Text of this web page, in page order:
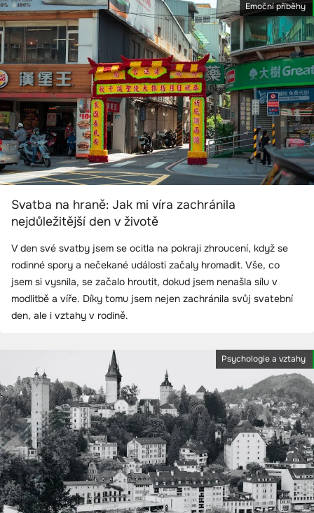
Emoční příběhy
Svatba na hraně: Jak mi víra zachránila
nejdůležitější den v životě
V den své svatby jsem se ocitla na pokraji zhroucení, když se
rodinné spory a nečekané události začaly hromadit. Vše, co
jsem si vysnila, se začalo hroutit, dokud jsem nenašla sílu v
modlitbě a víře. Díky tomu jsem nejen zachránila svůj svatební
den, ale i vztahy v rodině.
Psychologie a vztahy